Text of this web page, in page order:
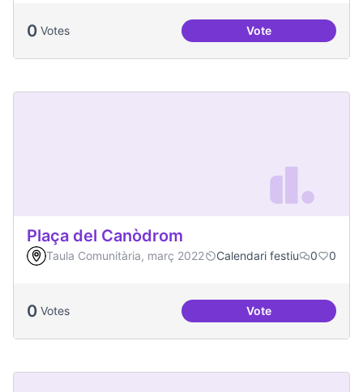
0 Votes VoteDia Mundial de la
Plaça del Canòdrom
Taula Comunitària, març 2022 Calendari festiu 0 0
0 Votes VotePlaça del